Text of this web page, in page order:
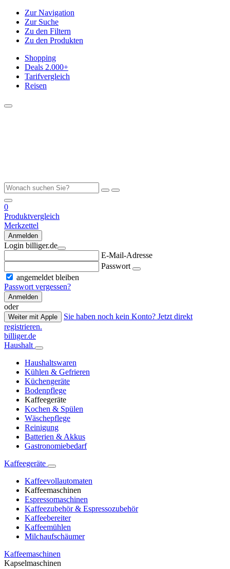
Zur Navigation
Zur Suche
Zu den Filtern
Zu den Produkten
Shopping
Deals 2.000+
Tarifvergleich
Reisen
0
Produktvergleich
Merkzettel
Anmelden
Login billiger.de
E-Mail-Adresse
Passwort
angemeldet bleiben
Passwort vergessen?
Anmelden
oder
Weiter mit Apple
Sie haben noch kein Konto? Jetzt direkt
registrieren.
billiger.de
Haushalt
Haushaltswaren
Kühlen & Gefrieren
Küchengeräte
Bodenpflege
Kaffeegeräte
Kochen & Spülen
Wäschepflege
Reinigung
Batterien & Akkus
Gastronomiebedarf
Kaffeegeräte
Kaffeevollautomaten
Kaffeemaschinen
Espressomaschinen
Kaffeezubehör & Espressozubehör
Kaffeebereiter
Kaffeemühlen
Milchaufschäumer
Kaffeemaschinen
Kapselmaschinen